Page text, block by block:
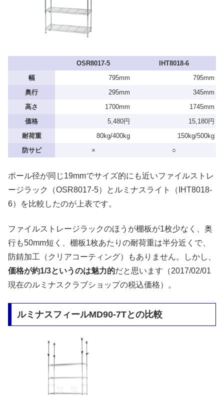
OSR8017-5
IHT8018-6
幅
795mm
795mm
奥行
295mm
345mm
高さ
1700mm
1745mm
価格
5,480円
15,180円
耐荷重
80kg/400kg
150kg/500kg
防サビ
× ○
ポール径が同じ19mmでサイズ的にも近いファイルストレ
ージラック（OSR8017-5）とルミナスライト（IHT8018-
6）を比較したのが上表です。
ファイルストレージラックのほうが棚板が1枚少なく、奥
行も50mm短く、棚板1枚あたりの耐荷重は半分近くで、
防錆加工（クリアコーティング）もありません。しかし、
価格が約1/3というのは魅力的だと思います（2017/02/01
現在のルミナスクラブショップの税込価格）。
ルミナスフィールMD90-7Tとの比較